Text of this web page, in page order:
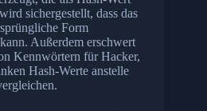
sichergestellt, dass das
Form
Außerdem erschwert
Kennwörtern für Hacker,
Hash-Werte anstelle